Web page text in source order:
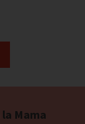
Mama